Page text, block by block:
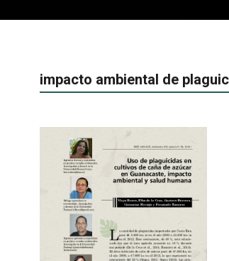
impacto ambiental de